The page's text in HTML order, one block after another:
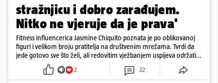
stražnjicu i dobro zarađujem.
Nitko ne vjeruje da je prava'
Fitness influencerica Jasmine Chiquito poznata je po oblikovanoj
figuri i velikom broju pratitelja na društvenim mrežama. Tvrdi da
jede gotovo sve što želi, ali redovitim vježbanjem uspijeva održati
oblik tijela, posebno naglašene gluteuse
2 22